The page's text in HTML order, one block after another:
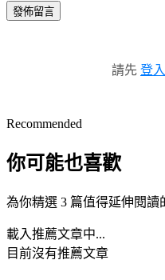
發佈留言
請先 登入
Recommended
你可能也喜歡
為你精選 3 篇值得延伸閱讀
載入推薦文章中...
目前沒有推薦文章